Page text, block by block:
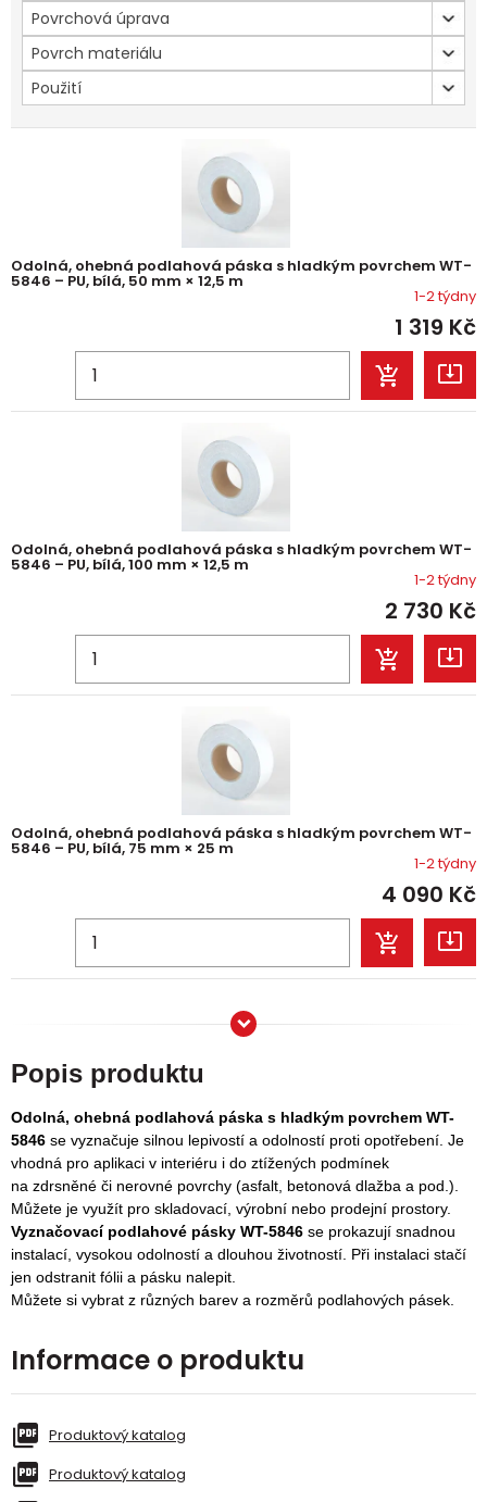
Povrchová úprava
Povrch materiálu
Použití
Odolná, ohebná podlahová páska s hladkým povrchem WT-
5846 – PU, bílá, 50 mm × 12,5 m
1-2 týdny
1 319 Kč
Odolná, ohebná podlahová páska s hladkým povrchem WT-
5846 – PU, bílá, 100 mm × 12,5 m
1-2 týdny
2 730 Kč
Odolná, ohebná podlahová páska s hladkým povrchem WT-
5846 – PU, bílá, 75 mm × 25 m
1-2 týdny
4 090 Kč
Popis produktu
Odolná, ohebná podlahová páska s hladkým povrchem WT-
5846 se vyznačuje silnou lepivostí a odolností proti opotřebení. Je
vhodná pro aplikaci v interiéru i do ztížených podmínek
na zdrsněné či nerovné povrchy (asfalt, betonová dlažba a pod.).
Můžete je využít pro skladovací, výrobní nebo prodejní prostory.
Vyznačovací podlahové pásky WT-5846 se prokazují snadnou
instalací, vysokou odolností a dlouhou životností. Při instalaci stačí
jen odstranit fólii a pásku nalepit.
Můžete si vybrat z různých barev a rozměrů podlahových pásek.
Informace o produktu
Produktový katalog
Produktový katalog